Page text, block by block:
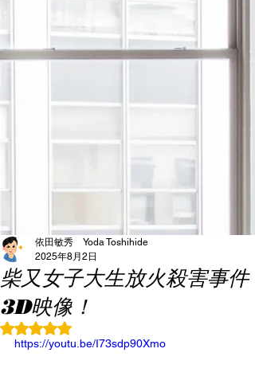
柴又女子大生放火殺害事件
3D映像！
依田敏秀 Yoda Toshihide
2025年8月2日
5つ星のうちNaNと評価されています。
https://youtu.be/I73sdp90Xmo